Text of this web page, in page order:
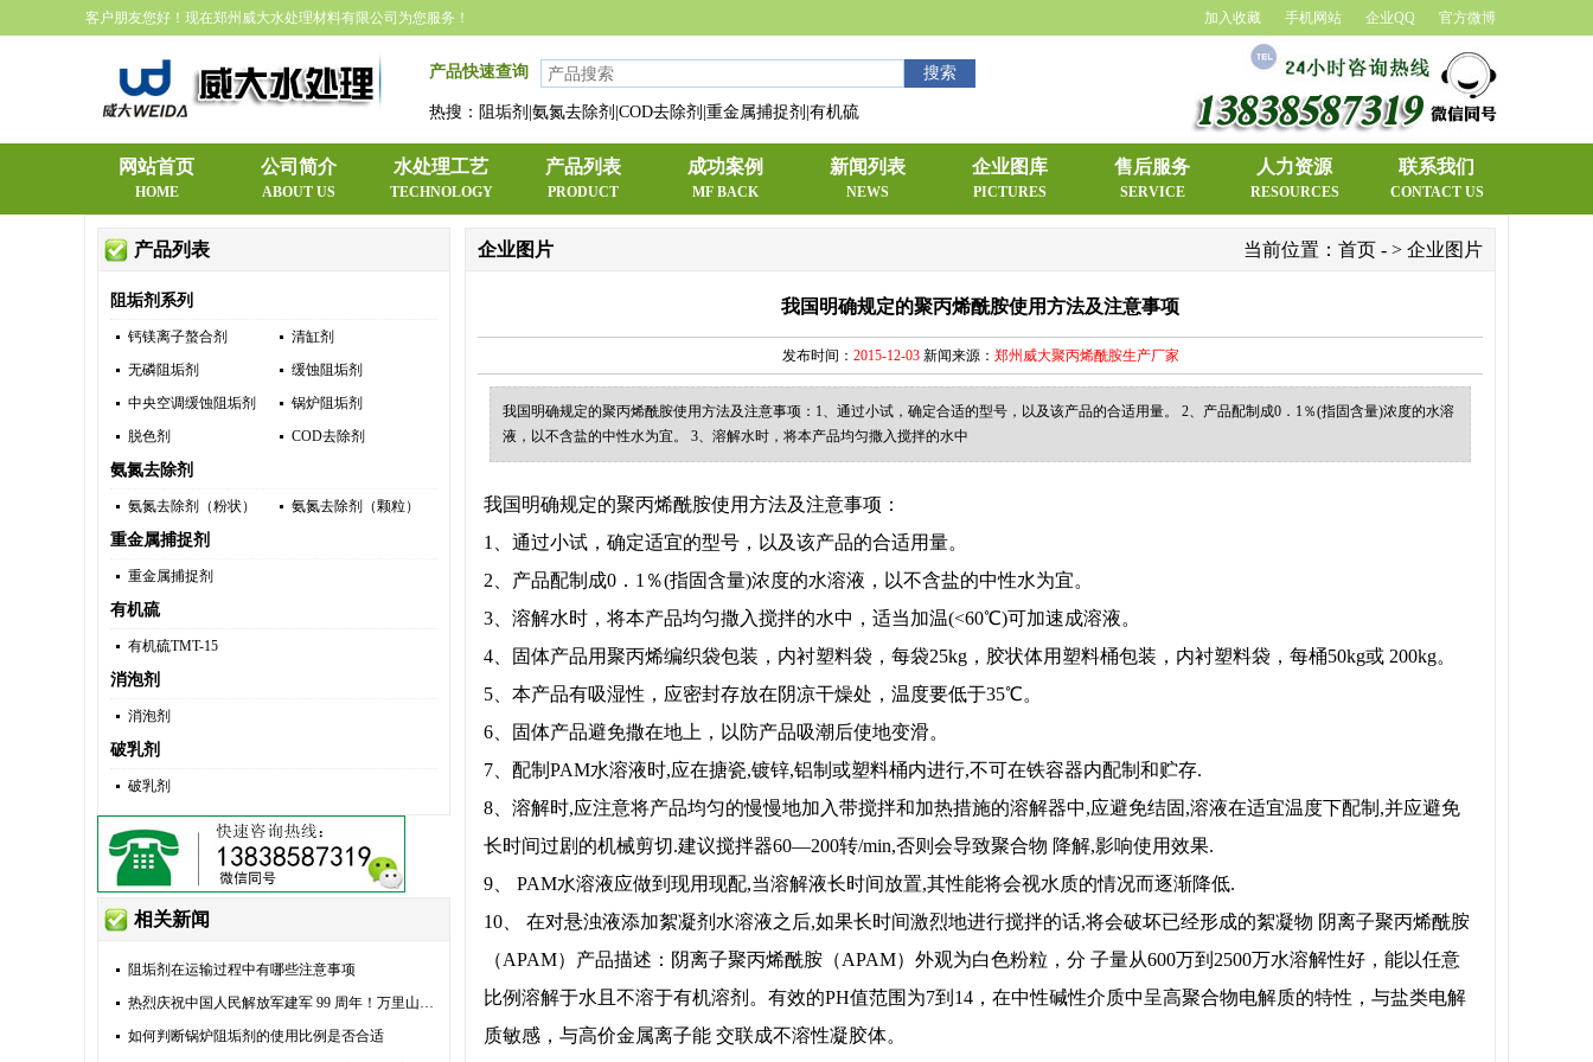
客户朋友您好！现在郑州威大水处理材料有限公司为您服务！ 加入收藏 手机网站 企业QQ 官方微博
产品快速查询
热搜：阻垢剂|氨氮去除剂|COD去除剂|重金属捕捉剂|有机硫
网站首页
HOME
公司简介
ABOUT US
水处理工艺
TECHNOLOGY
产品列表
PRODUCT
成功案例
MF BACK
新闻列表
NEWS
企业图库
PICTURES
售后服务
SERVICE
人力资源
RESOURCES
联系我们
CONTACT US
产品列表
阻垢剂系列
钙镁离子螯合剂
清缸剂
无磷阻垢剂
缓蚀阻垢剂
中央空调缓蚀阻垢剂
锅炉阻垢剂
脱色剂
COD去除剂
氨氮去除剂
氨氮去除剂（粉状） 氨氮去除剂（颗粒）
重金属捕捉剂
重金属捕捉剂
有机硫
有机硫TMT-15
消泡剂
消泡剂
破乳剂
破乳剂
相关新闻
阻垢剂在运输过程中有哪些注意事项
热烈庆祝中国人民解放军建军 99 周年！万里山河由他们捍卫，万家灯火由他们守护。八一建军节，向全体现
如何判断锅炉阻垢剂的使用比例是否合适
企业图片 当前位置： 首页 - > 企业图片
我国明确规定的聚丙烯酰胺使用方法及注意事项
发布时间： 2015-12-03新闻来源： 郑州威大聚丙烯酰胺生产厂家
我国明确规定的聚丙烯酰胺使用方法及注意事项：1、通过小试，确定合适的型号，以及该产品的合适用量。 2、产品配制成0．1％(指固含量)浓度的水溶
液，以不含盐的中性水为宜。 3、溶解水时，将本产品均匀撒入搅拌的水中
我国明确规定的聚丙烯酰胺使用方法及注意事项：
1、通过小试，确定适宜的型号，以及该产品的合适用量。
2、产品配制成0．1％(指固含量)浓度的水溶液，以不含盐的中性水为宜。
3、溶解水时，将本产品均匀撒入搅拌的水中，适当加温(<60℃)可加速成溶液。
4、固体产品用聚丙烯编织袋包装，内衬塑料袋，每袋25kg，胶状体用塑料桶包装，内衬塑料袋，每桶50kg或 200kg。
5、本产品有吸湿性，应密封存放在阴凉干燥处，温度要低于35℃。
6、固体产品避免撒在地上，以防产品吸潮后使地变滑。
7、配制PAM水溶液时,应在搪瓷,镀锌,铝制或塑料桶内进行,不可在铁容器内配制和贮存.
8、溶解时,应注意将产品均匀的慢慢地加入带搅拌和加热措施的溶解器中,应避免结固,溶液在适宜温度下配制,并应避免
长时间过剧的机械剪切.建议搅拌器60—200转/min,否则会导致聚合物 降解,影响使用效果.
9、 PAM水溶液应做到现用现配,当溶解液长时间放置,其性能将会视水质的情况而逐渐降低.
10、 在对悬浊液添加絮凝剂水溶液之后,如果长时间激烈地进行搅拌的话,将会破坏已经形成的絮凝物 阴离子聚丙烯酰胺
（APAM）产品描述：阴离子聚丙烯酰胺（APAM）外观为白色粉粒，分 子量从600万到2500万水溶解性好，能以任意
比例溶解于水且不溶于有机溶剂。有效的PH值范围为7到14，在中性碱性介质中呈高聚合物电解质的特性，与盐类电解
质敏感，与高价金属离子能 交联成不溶性凝胶体。